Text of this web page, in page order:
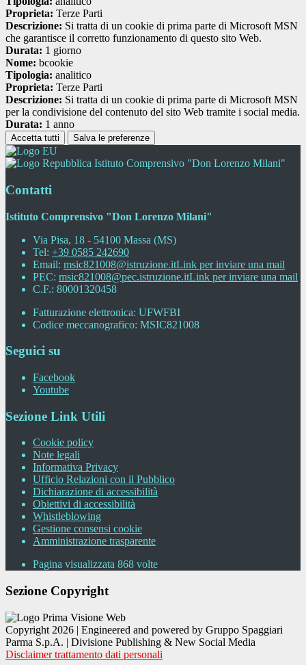
Proprieta: Terze Parti
Descrizione: Si tratta di un cookie di prima parte di Microsoft MSN
che garantisce il corretto funzionamento di questo sito Web.
Durata: 1 giorno
Nome: bcookie
Tipologia: analitico
Proprieta: Terze Parti
Descrizione: Si tratta di un cookie di prima parte di Microsoft MSN
per la condivisione del contenuto del sito Web tramite i social media.
Durata: 1 anno
Accetta tutti Salva le preferenze
Istituto Comprensivo "Don Lorenzo Milani"
Contatti
Istituto Comprensivo "Don Lorenzo Milani"
Via Pisa, 18 - 54100 Massa (MS)
Tel: +39 0585 242690
Email: msic821008@istruzione.itLink per inviare una mail
PEC: msic821008@pec.istruzione.itLink per inviare una mail
C.F.: 80001320458
Fatturazione elettronica: UFWFBI
Codice meccanografico: MSIC821008
Seguici su
Facebook
Youtube
Sezione Link Utili
Cookie policy
Note legali
Informativa Privacy
Ufficio Relazioni con il Pubblico
Dichiarazione di accessibilità
Obiettivi di accessibilità
Whistleblowing
Gestione consensi cookie
Amministrazione trasparente
Pagina visualizzata 868 volte
Sezione Copyright
Copyright 2026 | Engineered and powered by Gruppo Spaggiari
Parma S.p.A. | Divisione Publishing & New Social Media
Disclaimer trattamento dati personali